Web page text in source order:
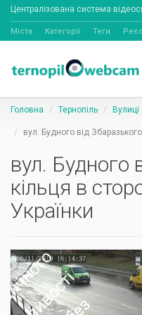
Централізована система
Міста Категорії Теги
Головна Тернопіль Вулиці
вул. Будного від
вул. Будного
кільця в
Українки